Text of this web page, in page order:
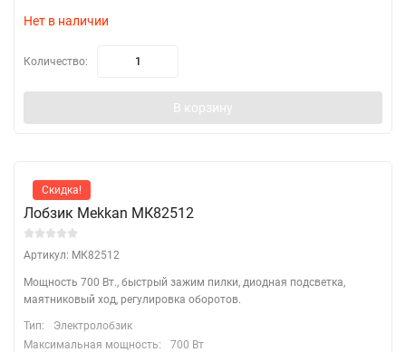
Нет в наличии
Количество:
В корзину
Скидка!
Лобзик Mekkan МК82512
Артикул: МК82512
Мощность 700 Вт., быстрый зажим пилки, диодная подсветка,
маятниковый ход, регулировка оборотов.
Тип:
Электролобзик
Максимальная мощность:
700 Вт